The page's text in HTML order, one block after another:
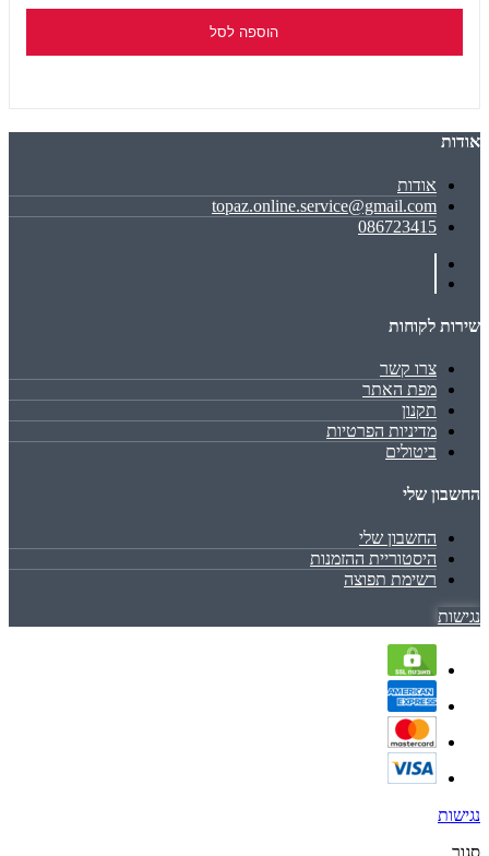
הוספה לסל
אודות
אודות
topaz.online.service@gmail.com
086723415
שירות לקוחות
צרו קשר
מפת האתר
תקנון
מדיניות הפרטיות
ביטולים
החשבון שלי
החשבון שלי
היסטוריית ההזמנות
רשימת תפוצה
נגישות
נגישות
סגור